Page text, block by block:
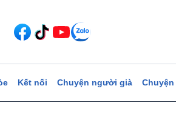
Kết nối Chuyện người già